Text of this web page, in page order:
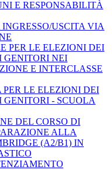
E RESPONSABILITÀ
USCITA VIA
PER LE ELEZIONI DEI
GENITORI NEI
E INTERCLASSE
PER LE ELEZIONI DEI
GENITORI - SCUOLA
DEL CORSO DI
ALLA
(A2/B1) IN